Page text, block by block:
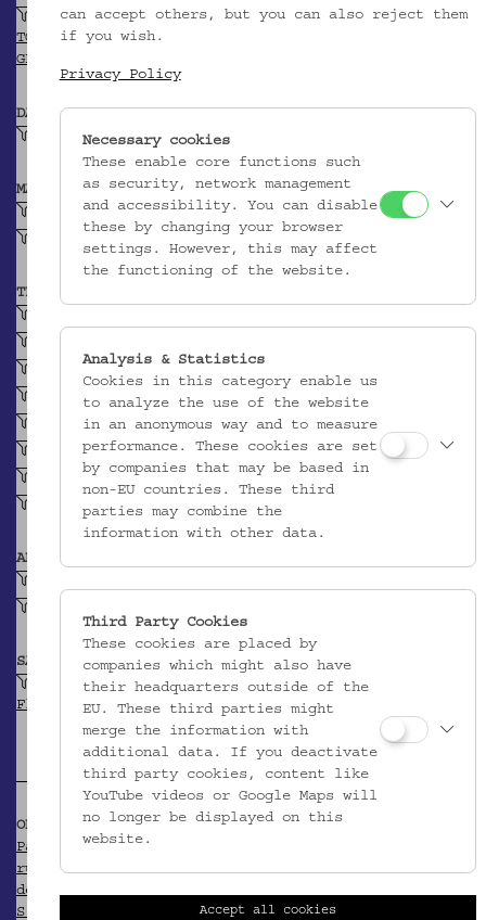
Gmünd
TGN
GEONAMES
DATIERUNG
1914-1915
MATERIAL
Zellulosische Faser
TECHNIK
Plattstich
Schlingstich
Rückstich
Holbeinstich
Kreuznahtstich, geschlossener
ABBILDUNG
SAMMLUNG
Stick- und Knüpfmuster ruthenischer
Flüchtlinge im Ersten Weltkrieg
OBJEKT WIRD ZITIERT IN
Pallestrang, Kathrin (Hg.): Stick- und Knüpfmuster
ruthenischer Flüchtlinge im Ersten Weltkrieg. Aus
der Sammlung des Volkskundemuseums Wien. Wien 2014,
S. 78.
can accept others, but you can also reject them
if you wish.
Privacy Policy
Necessary cookies
These enable core functions such
as security, network management
and accessibility. You can disable
these by changing your browser
settings. However, this may affect
the functioning of the website.
Analysis & Statistics
Cookies in this category enable us
to analyze the use of the website
in an anonymous way and to measure
performance. These cookies are set
by companies that may be based in
non-EU countries. These third
parties may combine the
information with other data.
Third Party Cookies
These cookies are placed by
companies which might also have
their headquarters outside of the
EU. These third parties might
merge the information with
additional data. If you deactivate
third party cookies, content like
YouTube videos or Google Maps will
no longer be displayed on this
website.
Accept all cookies